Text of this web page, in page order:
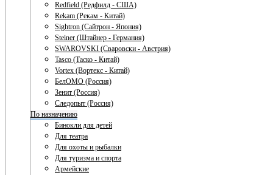
Redfield (Редфилд - США)
Rekam (Рекам - Китай)
Sightron (Сайтрон - Япония)
Steiner (Штайнер - Германия)
SWAROVSKI (Сваровски - Австрия)
Tasco (Таско - Китай)
Vortex (Вортекс - Китай)
БелОМО (Россия)
Зенит (Россия)
Следопыт (Россия)
По назначению
Бинокли для детей
Для театра
Для охоты и рыбалки
Для туризма и спорта
Армейские